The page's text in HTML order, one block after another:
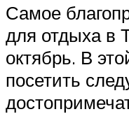
Самое
для отдыха в
октябрь. В
посетить